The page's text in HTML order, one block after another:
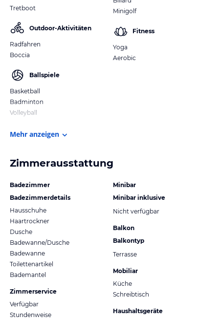
Tretboot
Outdoor-Aktivitäten
Radfahren
Boccia
Ballspiele
Basketball
Badminton
Volleyball
Minigolf
Fitness
Yoga
Aerobic
Mehr anzeigen
Zimmerausstattung
Badezimmer
Badezimmerdetails
Hausschuhe
Haartrockner
Dusche
Badewanne/Dusche
Badewanne
Toilettenartikel
Bademantel
Zimmerservice
Verfügbar
Stundenweise
Minibar
Minibar inklusive
Nicht verfügbar
Balkon
Balkontyp
Terrasse
Mobiliar
Küche
Schreibtisch
Haushaltsgeräte